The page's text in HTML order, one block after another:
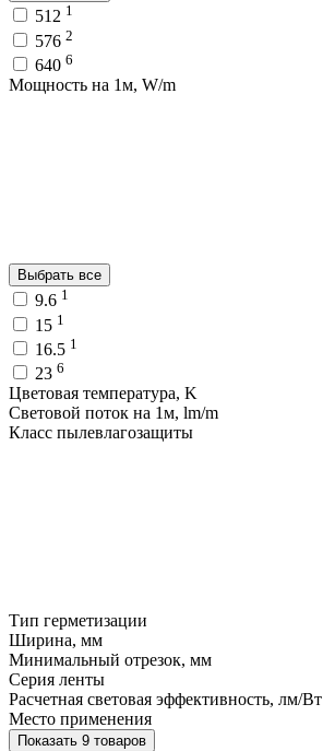
512 1
576 2
640 6
Мощность на 1м, W/m
Выбрать все
9.6 1
15 1
16.5 1
23 6
Цветовая температура, K
Световой поток на 1м, lm/m
Класс пылевлагозащиты
Тип герметизации
Ширина, мм
Минимальный отрезок, мм
Серия ленты
Расчетная световая эффективность, лм/Вт
Место применения
Показать 9 товаров